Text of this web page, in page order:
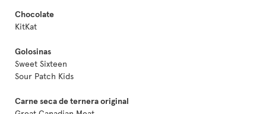
Chocolate
KitKat
Golosinas
Sweet Sixteen
Sour Patch Kids
Carne seca de ternera original